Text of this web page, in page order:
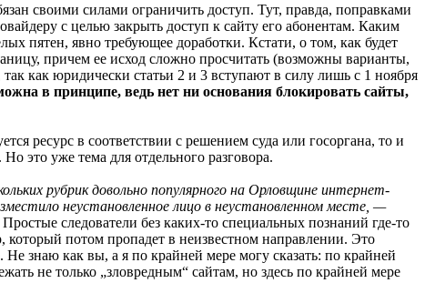
своими силами ограничить доступ. Тут, правда, поправками
с целью закрыть доступ к сайту его абонентам. Каким
пятен, явно требующее доработки. Кстати, о том, как будет
причем ее исход сложно просчитать (возможны варианты,
как юридически статьи 2 и 3 вступают в силу лишь с 1 ноября
в принципе, ведь нет ни основания блокировать сайты,
ресурс в соответствии с решением суда или госоргана, то и
это уже тема для отдельного разговора.
рубрик довольно популярного на Орловщине интернет-
неустановленное лицо в неустановленном месте, —
следователи без каких-то специальных познаний где-то
который потом пропадет в неизвестном направлении. Это
знаю как вы, а я по крайней мере могу сказать: по крайней
не только „зловредным“ сайтам, но здесь по крайней мере